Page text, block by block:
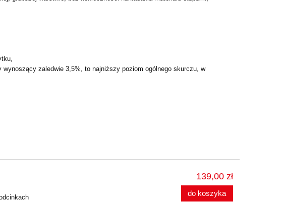
zaledwie 3,5%, to najniższy poziom ogólnego skurczu, w
139,00 zł
do koszyka